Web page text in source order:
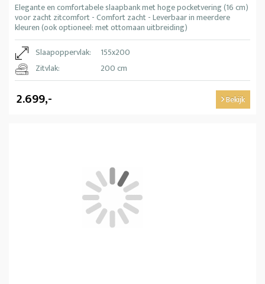
Elegante en comfortabele slaapbank met hoge pocketvering (16 cm)
voor zacht zitcomfort - Comfort zacht - Leverbaar in meerdere
kleuren (ook optioneel: met ottomaan uitbreiding)
Slaapoppervlak:
155x200
Zitvlak:
200 cm
2.699,- Bekijk